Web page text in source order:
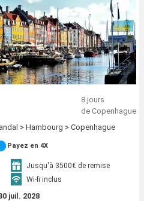
8 jours
de Copenhague
> Hambourg > Copenhague
Payez en 4X
Jusqu'à 3500€ de remise
Wi-fi inclus
juil. 2028